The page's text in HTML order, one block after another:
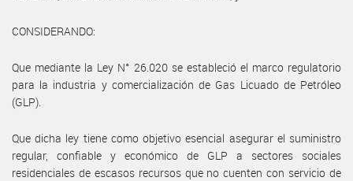
CONSIDERANDO:
Que mediante la Ley N° 26.020 se estableció el marco regulatorio
para la industria y comercialización de Gas Licuado de Petróleo
(GLP).
Que dicha ley tiene como objetivo esencial asegurar el suministro
regular, confiable y económico de GLP a sectores sociales
residenciales de escasos recursos que no cuenten con servicio de